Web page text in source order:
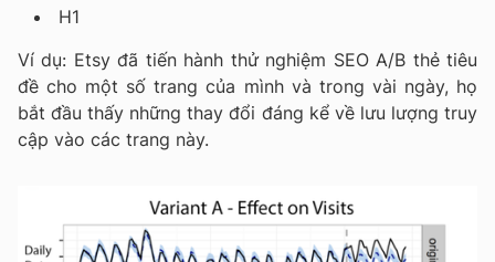
H1
Ví dụ: Etsy đã tiến hành thử nghiệm SEO A/B thẻ tiêu
đề cho một số trang của mình và trong vài ngày, họ
bắt đầu thấy những thay đổi đáng kể về lưu lượng truy
cập vào các trang này.